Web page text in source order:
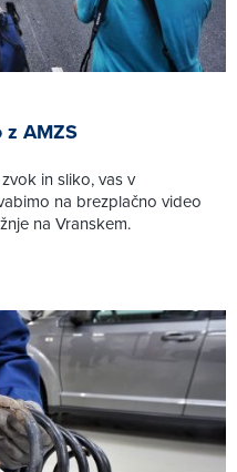
AMZS
in sliko, vas v
na brezplačno video
na Vranskem.